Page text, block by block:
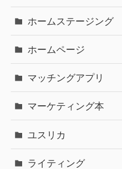
ホームステージング
ホームページ
マッチングアプリ
マーケティング本
ユスリカ
ライティング